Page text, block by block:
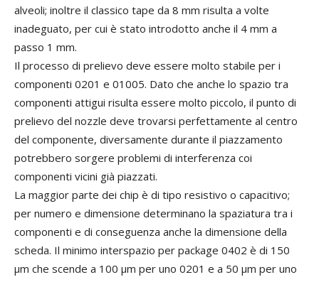
alveoli; inoltre il classico tape da 8 mm risulta a volte
inadeguato, per cui è stato introdotto anche il 4 mm a
passo 1 mm.
Il processo di prelievo deve essere molto stabile per i
componenti 0201 e 01005. Dato che anche lo spazio tra
componenti attigui risulta essere molto piccolo, il punto di
prelievo del nozzle deve trovarsi perfettamente al centro
del componente, diversamente durante il piazzamento
potrebbero sorgere problemi di interferenza coi
componenti vicini già piazzati.
La maggior parte dei chip è di tipo resistivo o capacitivo;
per numero e dimensione determinano la spaziatura tra i
componenti e di conseguenza anche la dimensione della
scheda. Il minimo interspazio per package 0402 è di 150
µm che scende a 100 µm per uno 0201 e a 50 µm per uno